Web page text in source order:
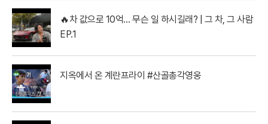
🔥차 값으로 10억… 무슨 일 하시길래? | 그 차, 그 사람
EP.1
지옥에서 온 계란프라이 #산골총각영웅